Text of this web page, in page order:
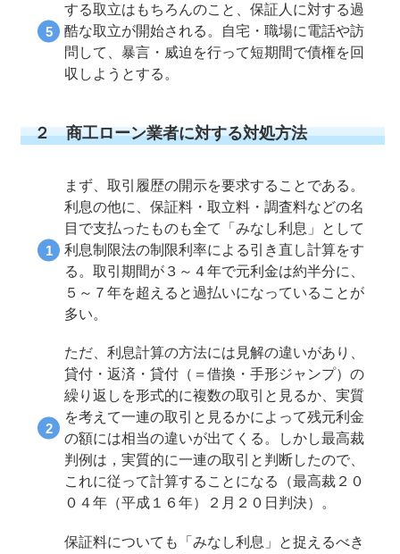
する取立はもちろんのこと、保証人に対する過
酷な取立が開始される。自宅・職場に電話や訪
問して、暴言・威迫を行って短期間で債権を回
収しようとする。
２ 商工ローン業者に対する対処方法
まず、取引履歴の開示を要求することである。
利息の他に、保証料・取立料・調査料などの名
目で支払ったものも全て「みなし利息」として
利息制限法の制限利率による引き直し計算をす
る。取引期間が３～４年で元利金は約半分に、
５～７年を超えると過払いになっていることが
多い。
ただ、利息計算の方法には見解の違いがあり、
貸付・返済・貸付（＝借換・手形ジャンプ）の
繰り返しを形式的に複数の取引と見るか、実質
を考えて一連の取引と見るかによって残元利金
の額には相当の違いが出てくる。しかし最高裁
判例は，実質的に一連の取引と判断したので、
これに従って計算することになる（最高裁２０
０４年（平成１６年）２月２０日判決）。
保証料についても「みなし利息」と捉えるべき